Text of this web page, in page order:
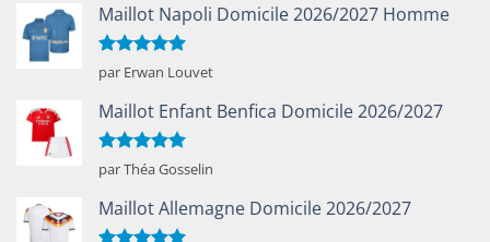
Maillot Napoli Domicile 2026/2027 Homme
Note5sur
5
par Erwan Louvet
Maillot Enfant Benfica Domicile 2026/2027
Note5sur
5
par Théa Gosselin
Maillot Allemagne Domicile 2026/2027